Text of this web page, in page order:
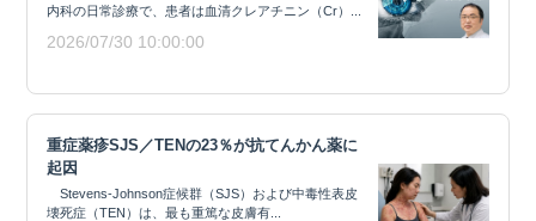
内科の日常診療で、患者は血清クレアチニン（Cr）...
2026/07/30 10:00:00
重症薬疹SJS／TENの23％が抗てんかん薬に
起因
Stevens-Johnson症候群（SJS）および中毒性表皮
壊死症（TEN）は、最も重篤な皮膚有...